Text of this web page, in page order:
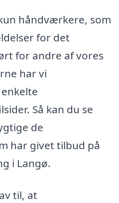
håndværkere, som
for det
for andre af vores
har vi
Så kan du se
de
har givet tilbud på
i Langø.
til, at